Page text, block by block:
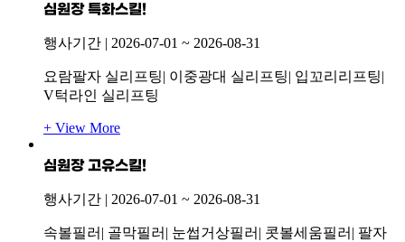
심원장 특화스킬!
행사기간 | 2026-07-01 ~ 2026-08-31
요람팔자 실리프팅| 이중광대 실리프팅| 입꼬리리프팅|
V턱라인 실리프팅
+ View More
심원장 고유스킬!
행사기간 | 2026-07-01 ~ 2026-08-31
속볼필러| 골막필러| 눈썹거상필러| 콧볼세움필러| 팔자